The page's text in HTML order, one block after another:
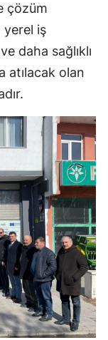
Tunceli
Şanlıurfa
Uşak
Van
Yozgat
Zonguldak
Aksaray
Bayburt
Karaman
Kırıkkale
Batman
Şırnak
çözüm
yerel iş
daha sağlıklı
atılacak olan